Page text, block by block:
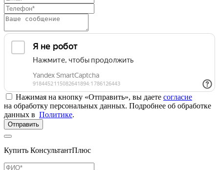
Нажимая на кнопку «Отправить», вы даете согласие
на обработку персональных данных. Подробнее об обработке
данных в Политике.
Отправить
Купить КонсультантПлюс